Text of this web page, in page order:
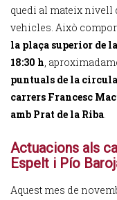
quedi al mateix nivell
vehicles. Això
la plaça superior de
18:30 h,
puntuals de la
carrers Francesc
amb Prat de la Riba.
Actuacions als
Espelt i Pío
Aquest mes de